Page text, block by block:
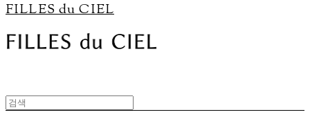
FILLES du CIEL